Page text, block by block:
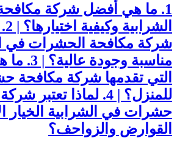
1. ما هي أفضل شركة
مكافحة الحشرات في
مناسبة
تقدمها شركة مكافحة
للمنزل؟ | 4. لماذا تعتبر
في الشرابية الخيار
والزواحف؟